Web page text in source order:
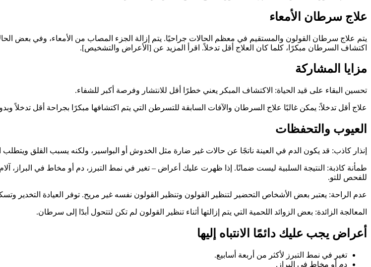
علاج سرطان الأمعاء
يتم علاج سرطان القولون والمستقيم في معظم الحالات جراحيًا. يتم إزالة الجزء المصاب من الأمعاء، وفي بعض
اكتشاف السرطان مبكرًا، كلما كان العلاج أقل تدخلاً. اقرأ المزيد عن [الأعراض والتشخيص].
مزايا المشاركة
تحسين البقاء على قيد الحياة: الاكتشاف المبكر يعني خطرًا أقل للانتشار وفرصة أكبر للشفاء.
علاج أقل تدخلاً: يمكن غالبًا علاج السرطان والآفات السابقة للتسرطن التي يتم اكتشافها مبكرًا بجراحة أقل تدخلاً
العيوب والتحفظات
إنذار كاذب: قد يكون الدم في العينة ناتجًا عن حالات غير ضارة مثل الخدوش أو البواسير، ولكنه يسبب القلق ويتطلب
طمأنة كاذبة: النتيجة السلبية ليست ضمانًا. إذا ظهرت عليك أعراض – تغير في نمط التبرز، دم أو مخاط في
للفحص للتو.
عدم الراحة: يعتبر بعض الأشخاص التحضير لتنظير القولون وتنظير القولون نفسه غير مريح. توفر العيادة التخدير
المعالجة الزائدة: بعض الزوائد اللحمية التي يتم إزالتها أثناء تنظير القولون لم تكن لتتحول أبدًا إلى سرطان.
أعراض يجب عليك دائمًا الانتباه إليها
تغير في نمط التبرز لأكثر من أربعة أسابيع.
دم أو مخاط في البراز.